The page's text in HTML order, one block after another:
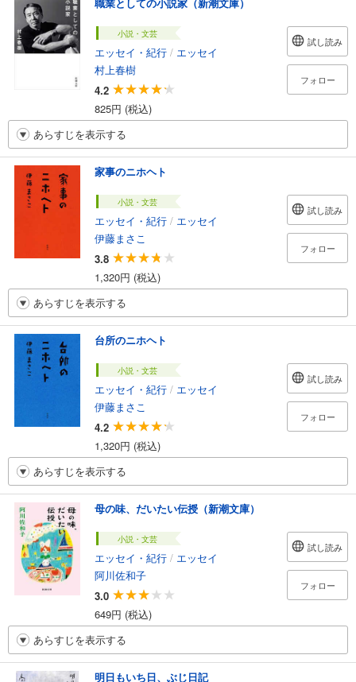
小説・文芸
エッセイ・紀行 / エッセイ
村上春樹
4.2
825円 (税込)
試し読み
フォロー
あらすじを表示する
家事のニホヘト
小説・文芸
エッセイ・紀行 / エッセイ
伊藤まさこ
3.8
1,320円 (税込)
試し読み
フォロー
あらすじを表示する
台所のニホヘト
小説・文芸
エッセイ・紀行 / エッセイ
伊藤まさこ
4.2
1,320円 (税込)
試し読み
フォロー
あらすじを表示する
母の味、だいたい伝授（新潮文庫）
小説・文芸
エッセイ・紀行 / エッセイ
阿川佐和子
3.0
649円 (税込)
試し読み
フォロー
あらすじを表示する
明日もいち日、ぶじ日記